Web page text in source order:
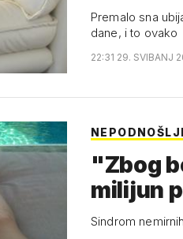
Premalo sna
dane, i to ovako
22:31 29. SVIBANJ
"Zbog
milijun
Sindrom